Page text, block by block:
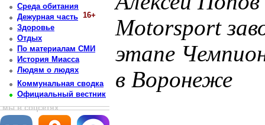
Среда обитания
Дежурная часть 16+
Здоровье
Отдых
По материалам СМИ
История Миасса
Людям о людях
Коммунальная сводка
Официальный вестник
мы в соцсетях
Motorsport
этапе
в Воронеже